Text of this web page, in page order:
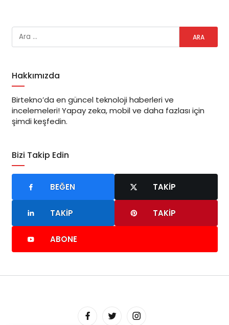
Hakkımızda
Birtekno’da en güncel teknoloji haberleri ve
incelemeleri! Yapay zeka, mobil ve daha fazlası için
şimdi keşfedin.
Bizi Takip Edin
BEĞEN TAKIP
TAKIP TAKIP
ABONE